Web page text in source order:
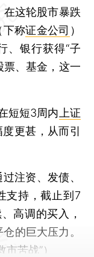
在这轮股市暴跌
下称证金公司 ）
、银行获得“子
票、基金，这一
短短3周内 上证
更甚，从而引
注资、发债、
支持，截止到7
高调的买入，
的巨大压力。
市苦战”）